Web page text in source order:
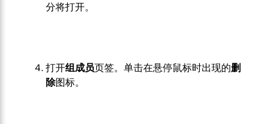
分将打开。
打开组成员页签。单击在悬停鼠标时出现的删
除图标。